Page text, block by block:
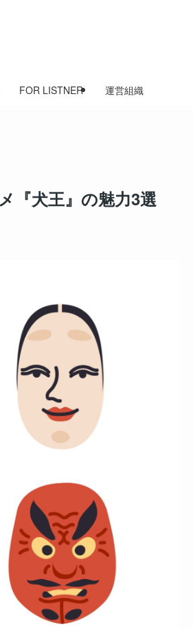
FOR LISTNER 運営組織
『犬王』の魅力3選